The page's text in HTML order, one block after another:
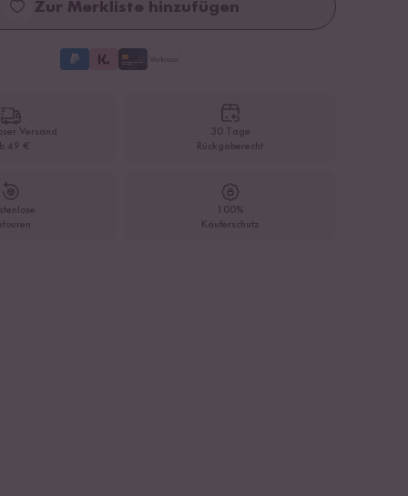
Zur Merkliste hinzufügen
Versand
49 €
30 Tage
Rückgaberecht
100%
Käuferschutz